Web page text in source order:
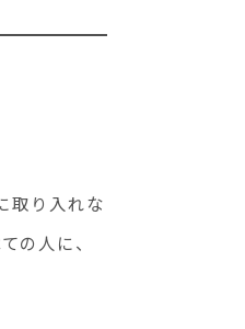
取り入れな
の人に、